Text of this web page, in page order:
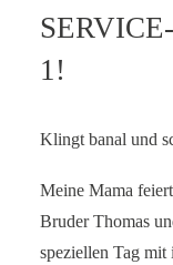
1!
Klingt banal und
Meine Mama
Bruder Thomas
speziellen Tag mit